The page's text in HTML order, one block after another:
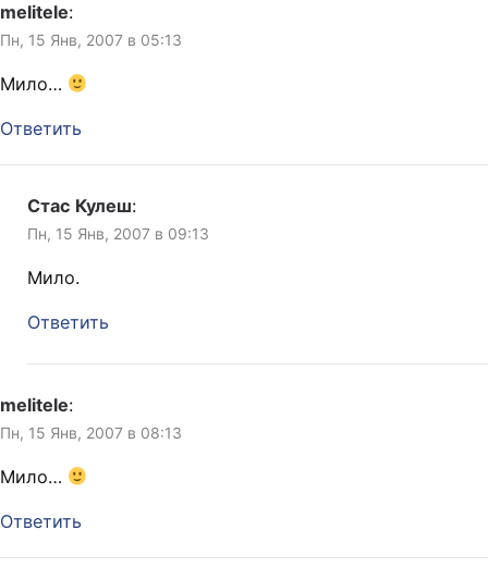
melitele:
Пн, 15 Янв, 2007 в 05:13
Мило…
Ответить
Стас Кулеш:
Пн, 15 Янв, 2007 в 09:13
Мило.
Ответить
melitele:
Пн, 15 Янв, 2007 в 08:13
Мило…
Ответить